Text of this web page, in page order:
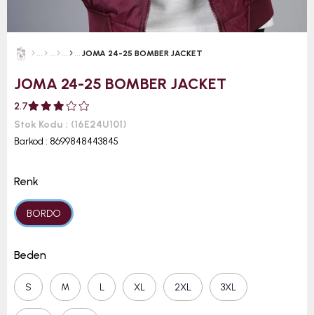
JOMA 24-25 BOMBER JACKET
JOMA 24-25 BOMBER JACKET
2.7
Stok Kodu
(16E24U101)
Barkod : 8699848443845
Renk
BORDO
Beden
S M L XL 2XL 3XL